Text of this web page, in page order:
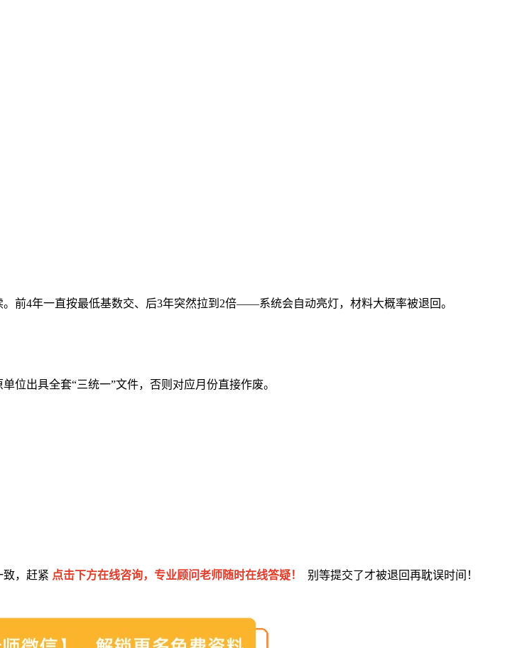
前4年一直按最低基数交、后3年突然拉到2倍——系统会自动亮灯，材料大概率被退回。
位出具全套“三统一”文件，否则对应月份直接作废。
致，赶紧 点击下方在线咨询，专业顾问老师随时在线答疑！ 别等提交了才被退回再耽误时间！